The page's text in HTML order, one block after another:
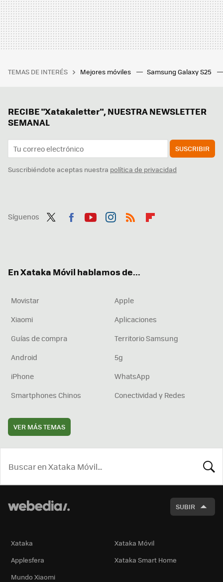
TEMAS DE INTERÉS Mejores móviles Samsung Galaxy S25
RECIBE "Xatakaletter", NUESTRA NEWSLETTER
SEMANAL
SUSCRIBIR
Suscribiéndote aceptas nuestra política de privacidad
Síguenos
En Xataka Móvil hablamos de...
Movistar
Apple
Xiaomi
Aplicaciones
Guías de compra
Territorio Samsung
Android
5g
iPhone
WhatsApp
Smartphones Chinos
Conectividad y Redes
VER MÁS TEMAS
SUBIR
Xataka
Xataka Móvil
Applesfera
Xataka Smart Home
Mundo Xiaomi